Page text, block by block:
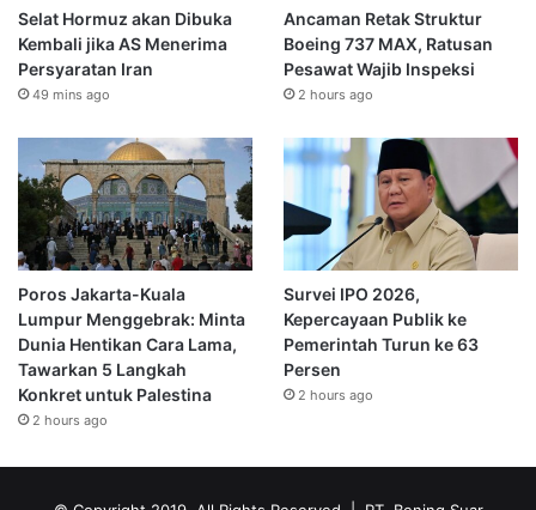
Selat Hormuz akan Dibuka
Kembali jika AS Menerima
Persyaratan Iran
49 mins ago
Ancaman Retak Struktur
Boeing 737 MAX, Ratusan
Pesawat Wajib Inspeksi
2 hours ago
Poros Jakarta-Kuala
Lumpur Menggebrak: Minta
Dunia Hentikan Cara Lama,
Tawarkan 5 Langkah
Konkret untuk Palestina
2 hours ago
Survei IPO 2026,
Kepercayaan Publik ke
Pemerintah Turun ke 63
Persen
2 hours ago